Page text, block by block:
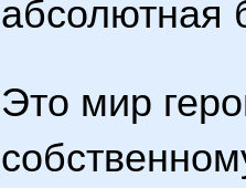
абсолютная
Это мир